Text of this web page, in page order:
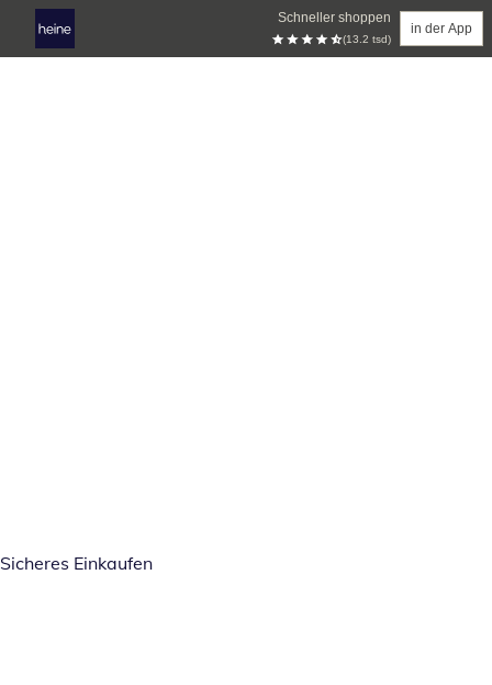
Schneller shoppen
(13.2 tsd)
in der App
Sicheres Einkaufen